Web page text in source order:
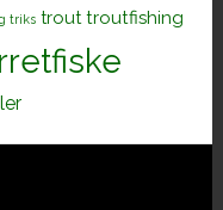
triks trout troutfishing